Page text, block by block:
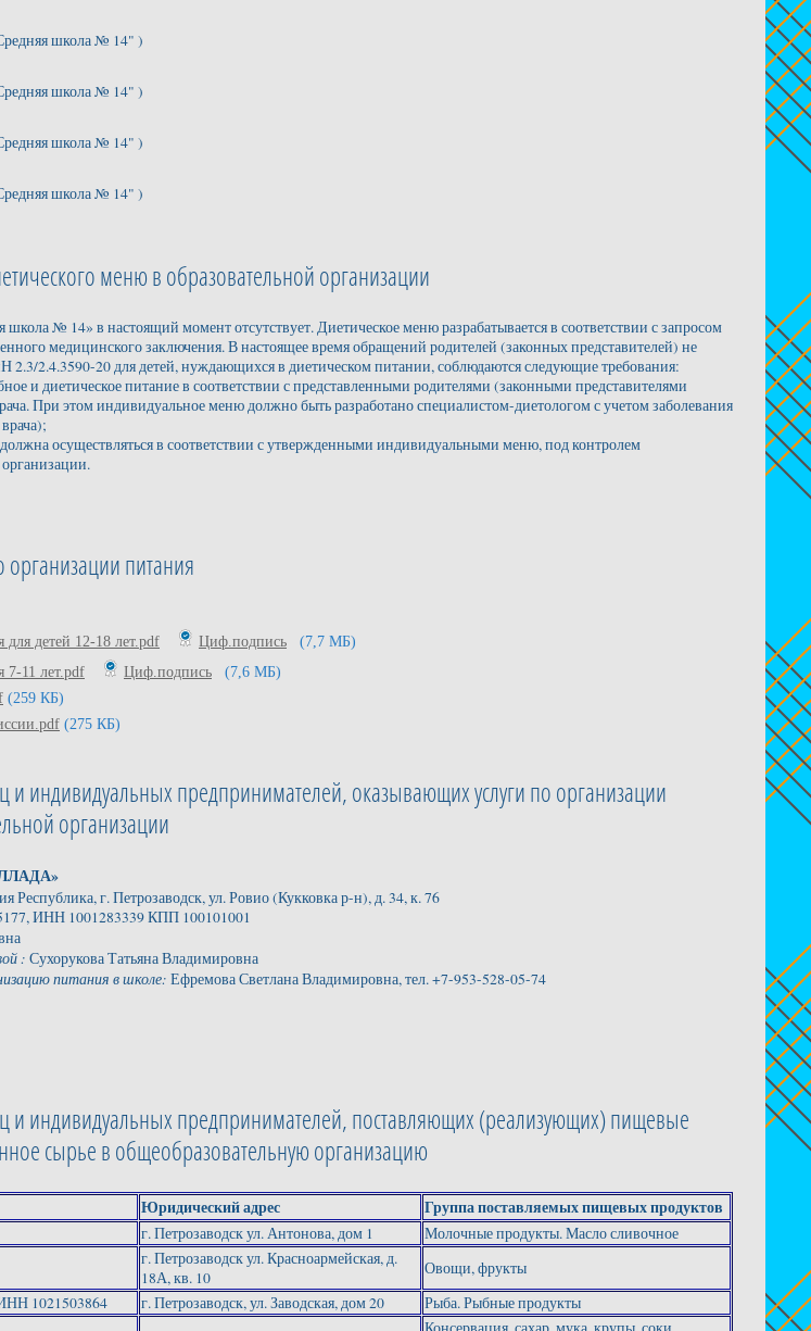
школа № 14" )
школа № 14" )
школа № 14" )
школа № 14" )
меню в образовательной организации
№ 14» в настоящий момент отсутствует. Диетическое меню разрабатывается в соответствии с запросом
медицинского заключения. В настоящее время обращений родителей (законных представителей) не
2.3/2.4.3590-20 для детей, нуждающихся в диетическом питании, соблюдаются следующие требования:
и диетическое питание в соответствии с представленными родителями (законными представителями
При этом индивидуальное меню должно быть разработано специалистом-диетологом с учетом заболевания
осуществляться в соответствии с утвержденными индивидуальными меню, под контролем
питания
детей 12-18 лет.pdf Циф.подпись
(7,7 МБ)
7-11 лет.pdf
Циф.подпись
(7,6 МБ)
(259 КБ)
(275 КБ)
индивидуальных предпринимателей, оказывающих услуги по организации
организации
Республика, г. Петрозаводск, ул. Ровио (Кукковка р-н), д. 34, к. 76
ИНН 1001283339 КПП 100101001
: Сухорукова Татьяна Владимировна
питания в школе: Ефремова Светлана Владимировна, тел. +7-953-528-05-74
и индивидуальных предпринимателей, поставляющих (реализующих) пищевые
сырье в общеобразовательную организацию
Юридический адрес Группа поставляемых пищевых продуктов
г. Петрозаводск ул. Антонова, дом 1
Молочные продукты. Масло сливочное
г. Петрозаводск ул. Красноармейская, д.
18А, кв. 10
Овощи, фрукты
1021503864
г. Петрозаводск, ул. Заводская, дом 20
Рыба. Рыбные продукты